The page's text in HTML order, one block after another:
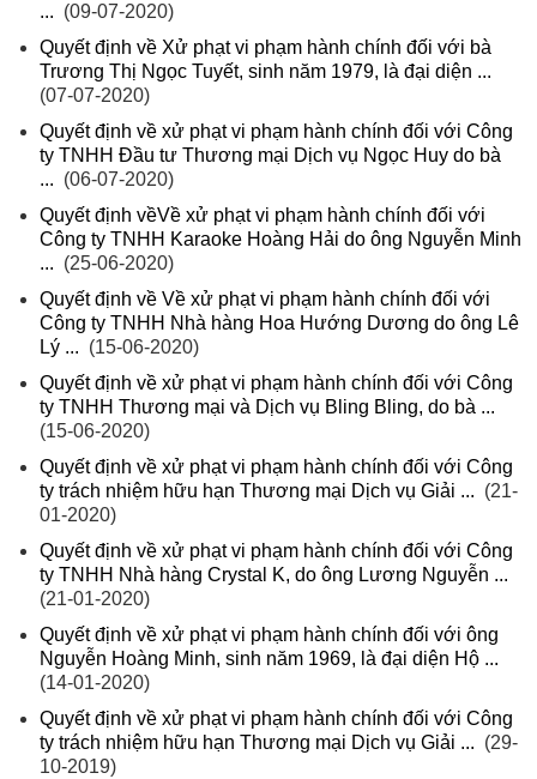
... (09-07-2020)
Quyết định về Xử phạt vi phạm hành chính đối với bà
Trương Thị Ngọc Tuyết, sinh năm 1979, là đại diện ...
(07-07-2020)
Quyết định về xử phạt vi phạm hành chính đối với Công
ty TNHH Đầu tư Thương mại Dịch vụ Ngọc Huy do bà
... (06-07-2020)
Quyết định vềVề xử phạt vi phạm hành chính đối với
Công ty TNHH Karaoke Hoàng Hải do ông Nguyễn Minh
... (25-06-2020)
Quyết định về Về xử phạt vi phạm hành chính đối với
Công ty TNHH Nhà hàng Hoa Hướng Dương do ông Lê
Lý ... (15-06-2020)
Quyết định về xử phạt vi phạm hành chính đối với Công
ty TNHH Thương mại và Dịch vụ Bling Bling, do bà ...
(15-06-2020)
Quyết định về xử phạt vi phạm hành chính đối với Công
ty trách nhiệm hữu hạn Thương mại Dịch vụ Giải ... (21-
01-2020)
Quyết định về xử phạt vi phạm hành chính đối với Công
ty TNHH Nhà hàng Crystal K, do ông Lương Nguyễn ...
(21-01-2020)
Quyết định về xử phạt vi phạm hành chính đối với ông
Nguyễn Hoàng Minh, sinh năm 1969, là đại diện Hộ ...
(14-01-2020)
Quyết định về xử phạt vi phạm hành chính đối với Công
ty trách nhiệm hữu hạn Thương mại Dịch vụ Giải ... (29-
10-2019)